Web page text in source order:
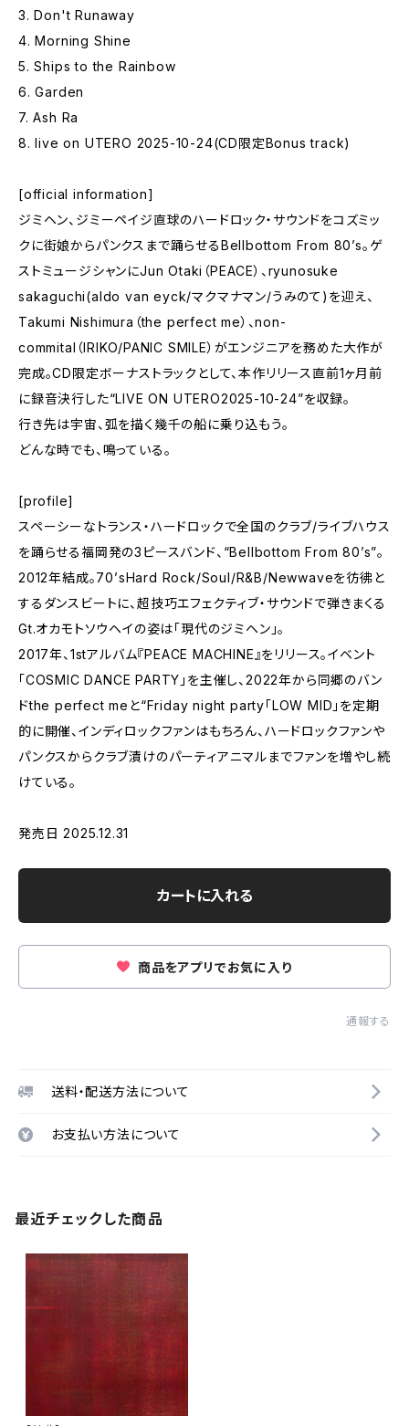
3. Don't Runaway
4. Morning Shine
5. Ships to the Rainbow
6. Garden
7. Ash Ra
8. live on UTERO 2025-10-24(CD限定Bonus track)
[official information]
ジミヘン、ジミーペイジ直球のハードロック・サウンドをコズミッ
クに街娘からパンクスまで踊らせるBellbottom From 80’s。ゲ
ストミュージシャンにJun Otaki（PEACE）、ryunosuke
sakaguchi(aldo van eyck/マクマナマン/うみのて)を迎え、
Takumi Nishimura（the perfect me）、non-
commital（IRIKO/PANIC SMILE）がエンジニアを務めた大作が
完成。CD限定ボーナストラックとして、本作リリース直前1ヶ月前
に録音決行した“LIVE ON UTERO2025-10-24”を収録。
行き先は宇宙、弧を描く幾千の船に乗り込もう。
どんな時でも、鳴っている。
[profile]
スペーシーなトランス・ハードロックで全国のクラブ/ライブハウス
を踊らせる福岡発の3ピースバンド、“Bellbottom From 80’s”。
2012年結成。70’sHard Rock/Soul/R&B/Newwaveを彷彿と
するダンスビートに、超技巧エフェクティブ・サウンドで弾きまくる
Gt.オカモトソウヘイの姿は「現代のジミヘン」。
2017年、1stアルバム『PEACE MACHINE』をリリース。イベント
「COSMIC DANCE PARTY」を主催し、2022年から同郷のバン
ドthe perfect meと“Friday night party「LOW MID」を定期
的に開催、インディロックファンはもちろん、ハードロックファンや
パンクスからクラブ漬けのパーティアニマルまでファンを増やし続
けている。
発売日 2025.12.31
カートに入れる
商品をアプリでお気に入り
通報する
送料・配送方法について
お支払い方法について
最近チェックした商品